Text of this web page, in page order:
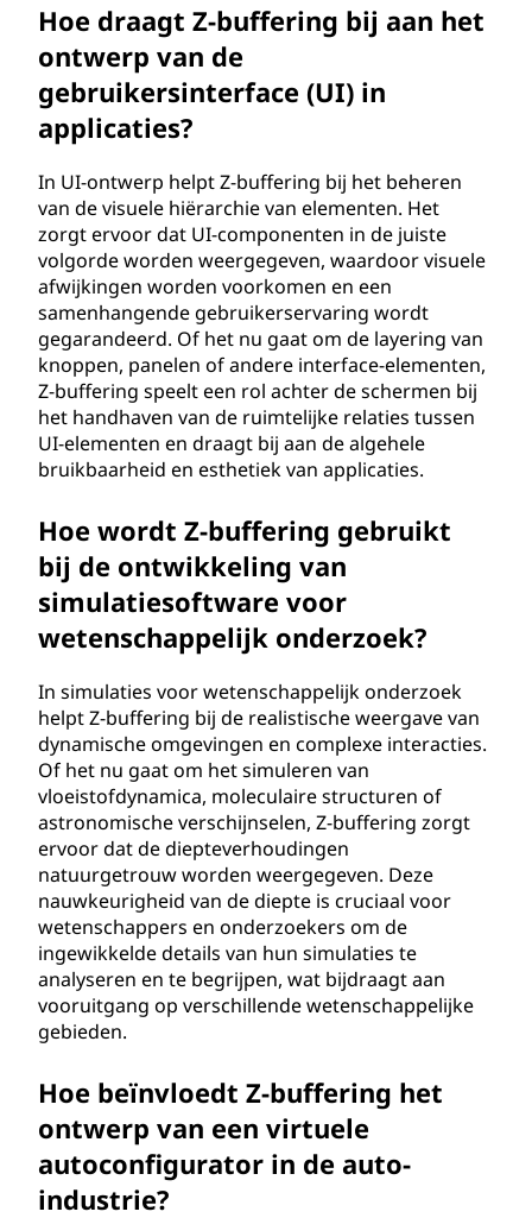
Hoe draagt Z-buffering bij aan het
ontwerp van de
gebruikersinterface (UI) in
applicaties?
In UI-ontwerp helpt Z-buffering bij het beheren
van de visuele hiërarchie van elementen. Het
zorgt ervoor dat UI-componenten in de juiste
volgorde worden weergegeven, waardoor visuele
afwijkingen worden voorkomen en een
samenhangende gebruikerservaring wordt
gegarandeerd. Of het nu gaat om de layering van
knoppen, panelen of andere interface-elementen,
Z-buffering speelt een rol achter de schermen bij
het handhaven van de ruimtelijke relaties tussen
UI-elementen en draagt bij aan de algehele
bruikbaarheid en esthetiek van applicaties.
Hoe wordt Z-buffering gebruikt
bij de ontwikkeling van
simulatiesoftware voor
wetenschappelijk onderzoek?
In simulaties voor wetenschappelijk onderzoek
helpt Z-buffering bij de realistische weergave van
dynamische omgevingen en complexe interacties.
Of het nu gaat om het simuleren van
vloeistofdynamica, moleculaire structuren of
astronomische verschijnselen, Z-buffering zorgt
ervoor dat de diepteverhoudingen
natuurgetrouw worden weergegeven. Deze
nauwkeurigheid van de diepte is cruciaal voor
wetenschappers en onderzoekers om de
ingewikkelde details van hun simulaties te
analyseren en te begrijpen, wat bijdraagt aan
vooruitgang op verschillende wetenschappelijke
gebieden.
Hoe beïnvloedt Z-buffering het
ontwerp van een virtuele
autoconfigurator in de auto-
industrie?